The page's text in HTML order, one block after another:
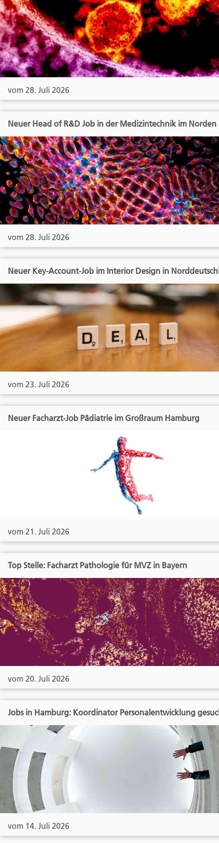
vom 28. Juli 2026
Neuer Head of R&D Job in der Medizintechnik im Norden
vom 28. Juli 2026
Neuer Key-Account-Job im Interior Design in
vom 23. Juli 2026
Neuer Facharzt-Job Pädiatrie im Großraum Hamburg
vom 21. Juli 2026
Top Stelle: Facharzt Pathologie für MVZ in Bayern
vom 20. Juli 2026
Jobs in Hamburg: Koordinator Personalentwicklung
vom 14. Juli 2026